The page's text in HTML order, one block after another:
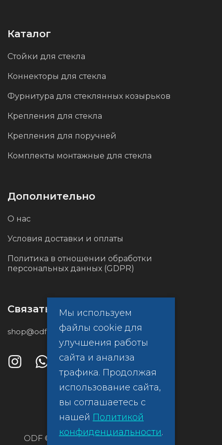
сохраняяпервичный
Каталог
Стойки для стекла
Коннекторы для стекла
Фурнитура для стеклянных козырьков
Крепления для стекла
Крепления для поручней
Комплекты монтажные для стекла
Дополнительно
О нас
Условия доставки и оплаты
Политика в отношении обработки
персональных данных (GDPR)
Связаться с нами
shop@odf.global
ODF ©
Политика
Мы используем
файлы cookie для
улучшения работы
сайта и анализа
трафика. Продолжая
использование сайта,
вы соглашаетесь с
нашей Политикой
конфиденциальности.